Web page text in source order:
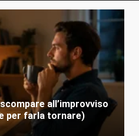
all’improvviso
per farla tornare)